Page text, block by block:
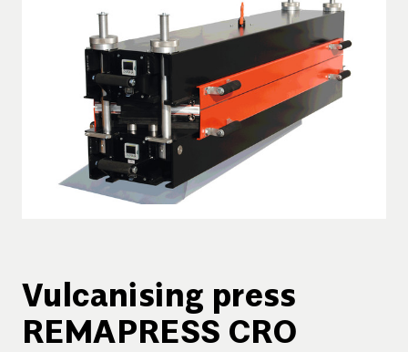
Vulcanising press
REMAPRESS CRO